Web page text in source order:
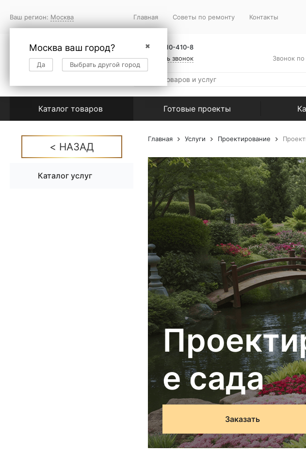
Ваш регион: Москва
✖
Москва ваш город?
Да Выбрать другой город
Главная Советы по ремонту Контакты
+7 (495) 410-410-8
Заказать звонок
Звонок
Каталог товаров Готовые проекты
Главная Услуги Проектирование
е сада
Заказать
Каталог услуг